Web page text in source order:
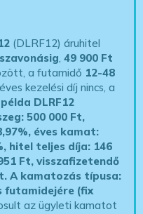
(DLRF12) áruhitel
,49 900 Ft
a futamidő 12-48
kezelési díj nincs, a
DLRF12
500 000 Ft,
éves kamat:
hitel teljes díja: 146
Ft, visszafizetendő
A kamatozás típusa:
futamidejére (fix
az ügyleti kamatot